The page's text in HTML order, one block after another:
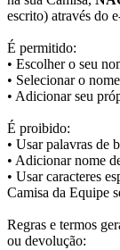
escrito) através do
É permitido:
• Escolher o seu
• Selecionar o
• Adicionar seu
É proibido:
• Usar palavras de
• Adicionar nome
• Usar caracteres
Camisa da Equipe
Regras e termos
ou devolução: